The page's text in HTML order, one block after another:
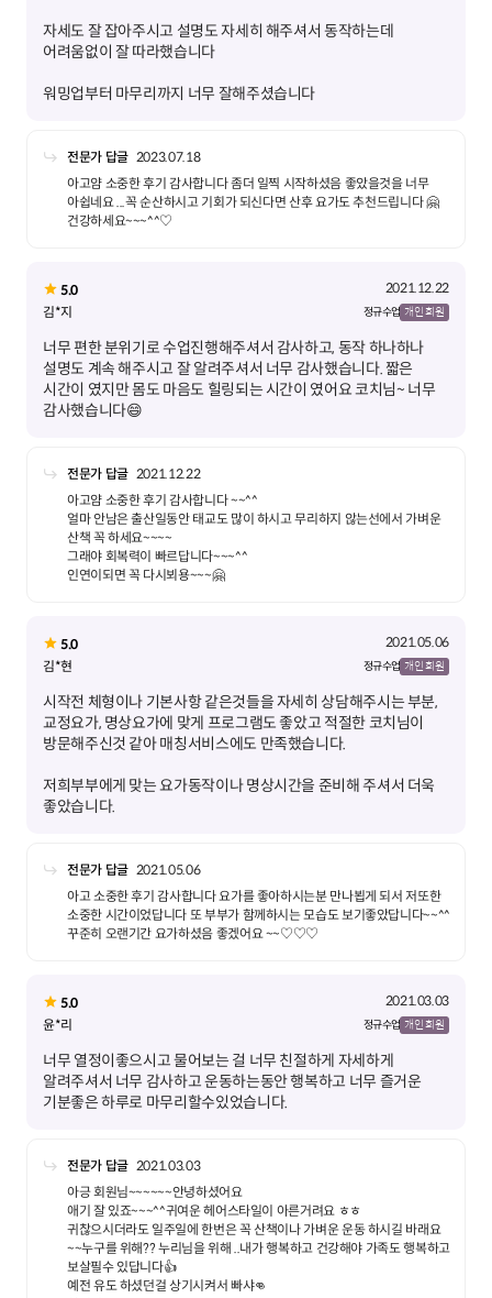
자세도 잘 잡아주시고 설명도 자세히 해주셔서 동작하는데
어려움없이 잘 따라했습니다
워밍업부터 마무리까지 너무 잘해주셨습니다
전문가 답글 2023.07.18
아고얌 소중한 후기 감사합니다 좀더 일찍 시작하셨음 좋았을것을 너무
아쉽네요 ...꼭 순산하시고 기회가 되신다면 산후 요가도 추천드립니다 🤗
건강하세요~~~^^♡
5.0
2021.12.22
김*지
정규 수업 개인 회원
너무 편한 분위기로 수업진행해주셔서 감사하고, 동작 하나하나
설명도 계속 해주시고 잘 알려주셔서 너무 감사했습니다. 짧은
시간이 였지만 몸도 마음도 힐링되는 시간이 였어요 코치님~ 너무
감사했습니다😄
전문가 답글 2021.12.22
아고얌 소중한 후기 감사합니다 ~~^^
얼마 안남은 출산일동안 태교도 많이 하시고 무리하지 않는선에서 가벼운
산책 꼭 하세요~~~~
그래야 회복력이 빠르답니다~~~^^
인연이되면 꼭 다시뵈용~~~🤗
5.0
2021.05.06
김*현
정규 수업 개인 회원
시작전 체형이나 기본사항 같은것들을 자세히 상담해주시는 부분,
교정요가, 명상요가에 맞게 프로그램도 좋았고 적절한 코치님이
저희부부에게 맞는 요가동작이나 명상시간을 준비해 주셔서 더욱
좋았습니다.
전문가 답글 2021.05.06
아고 소중한 후기 감사합니다 요가를 좋아하시는분 만나뵙게 되서 저또한
소중한 시간이었답니다 또 부부가 함께하시는 모습도 보기좋았답니다~~^^
꾸준히 오랜기간 요가하셨음 좋겠어요 ~~♡♡♡
5.0
2021.03.03
윤*리
정규 수업 개인 회원
너무 열정이좋으시고 물어보는 걸 너무 친절하게 자세하게
알려주셔서 너무 감사하고 운동하는동안 행복하고 너무 즐거운
기분좋은 하루로 마무리할수있었습니다.
전문가 답글 2021.03.03
아긍 회원님~~~~~~안녕하셨어요
애기 잘 있죠~~~^^귀여운 헤어스타일이 아른거려요 ㅎㅎ
귀찮으시더라도 일주일에 한번은 꼭 산책이나 가벼운 운동 하시길 바래요
~~누구를 위해?? 누리님을 위해 ..내가 행복하고 건강해야 가족도 행복하고
보살필수 있답니다👍
예전 유도 하셨던걸 상기시켜서 빠샤👊